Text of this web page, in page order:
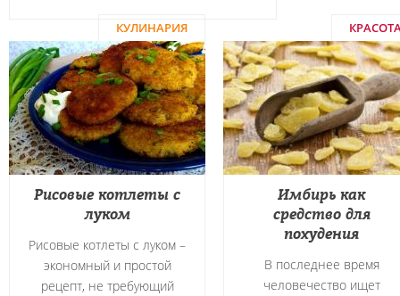
КУЛИНАРИЯ
Рисовые котлеты с
луком
Рисовые котлеты с луком –
экономный и простой
рецепт, не требующий
Имбирь как
средство для
похудения
В последнее время
человечество ищет